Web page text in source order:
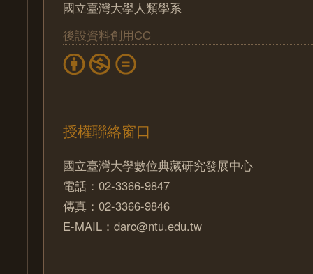
國立臺灣大學人類學系
後設資料創用CC
授權聯絡窗口
國立臺灣大學數位典藏研究發展中心
電話：02-3366-9847
傳真：02-3366-9846
E-MAIL：darc@ntu.edu.tw